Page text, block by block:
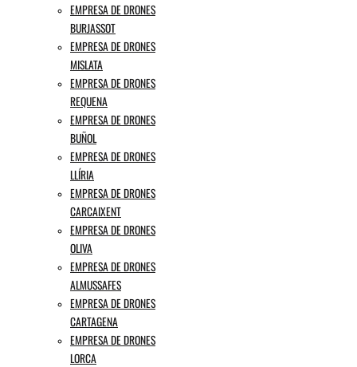
EMPRESA DE DRONES
BURJASSOT
EMPRESA DE DRONES
MISLATA
EMPRESA DE DRONES
REQUENA
EMPRESA DE DRONES
BUÑOL
EMPRESA DE DRONES
LLÍRIA
EMPRESA DE DRONES
CARCAIXENT
EMPRESA DE DRONES
OLIVA
EMPRESA DE DRONES
ALMUSSAFES
EMPRESA DE DRONES
CARTAGENA
EMPRESA DE DRONES
LORCA